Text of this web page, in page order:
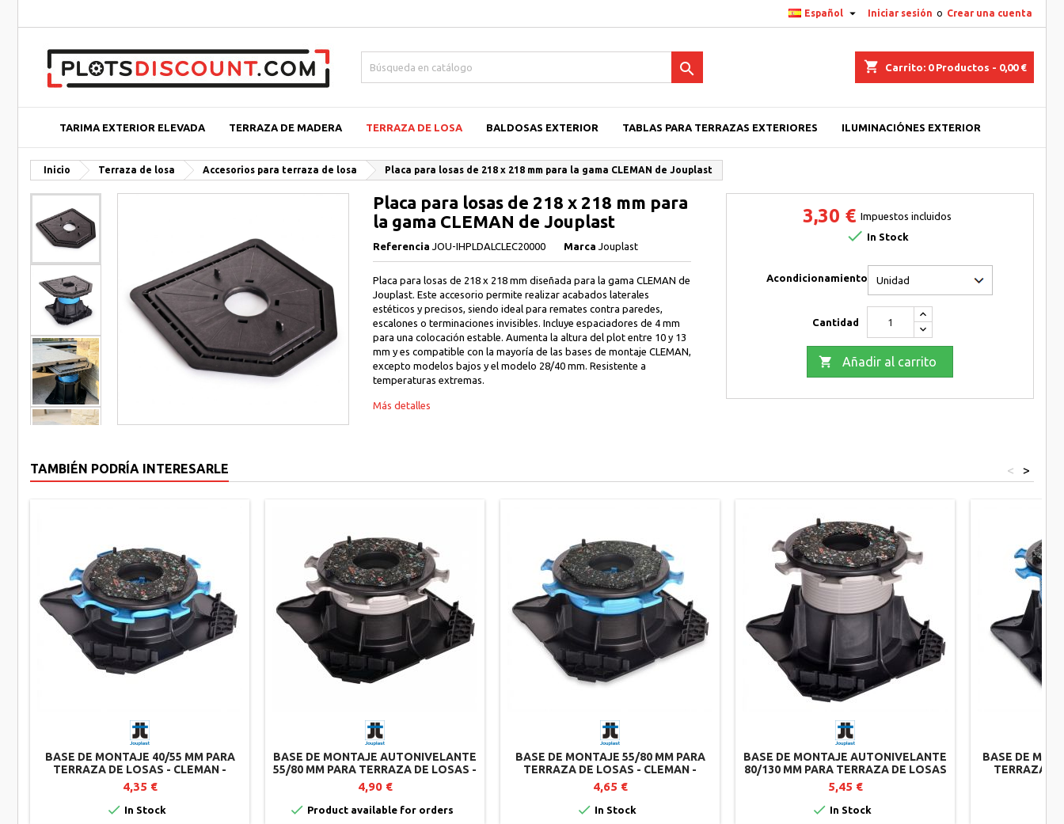
Iniciar sesión o Crear una cuenta
Español 
shopping_cart Carrito: 0Productos - 0,00 €

TARIMA EXTERIOR ELEVADA TERRAZA DE MADERA TERRAZA DE LOSA BALDOSAS EXTERIOR TABLAS PARA TERRAZAS EXTERIORES ILUMINACIÓNES EXTERIOR
Inicio Terraza de losa Accesorios para terraza de losa Placa para losas de 218 x 218 mm para la gama CLEMAN de Jouplast
Placa para losas de 218 x 218 mm para
la gama CLEMAN de Jouplast
Referencia JOU-IHPLDALCLEC20000 Marca Jouplast
Placa para losas de 218 x 218 mm diseñada para la gama CLEMAN de
Jouplast. Este accesorio permite realizar acabados laterales
estéticos y precisos, siendo ideal para remates contra paredes,
escalones o terminaciones invisibles. Incluye espaciadores de 4 mm
para una colocación estable. Aumenta la altura del plot entre 10 y 13
mm y es compatible con la mayoría de las bases de montaje CLEMAN,
excepto modelos bajos y el modelo 28/40 mm. Resistente a
temperaturas extremas.
Más detalles
3,30 € Impuestos incluidos
 In Stock
Acondicionamiento
Cantidad
 Añadir al carrito
TAMBIÉN PODRÍA INTERESARLE >
<
BASE DE MONTAJE 40/55 MM PARA
TERRAZA DE LOSAS - CLEMAN -
JOUPLAST
4,35 €
 In Stock
BASE DE MONTAJE AUTONIVELANTE
55/80 MM PARA TERRAZA DE LOSAS -
CLEMAN - JOUPLAST
4,90 €
 Product available for orders
BASE DE MONTAJE 55/80 MM PARA
TERRAZA DE LOSAS - CLEMAN -
JOUPLAST
4,65 €
 In Stock
BASE DE MONTAJE AUTONIVELANTE
80/130 MM PARA TERRAZA DE LOSAS
- CLEMAN - JOUPLAST
5,45 €
 In Stock
BASE DE
TERRAZA